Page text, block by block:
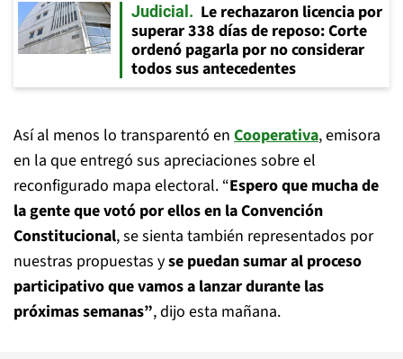
Judicial
Le rechazaron licencia por
superar 338 días de reposo: Corte
ordenó pagarla por no considerar
todos sus antecedentes
Así al menos lo transparentó en Cooperativa, emisora
en la que entregó sus apreciaciones sobre el
reconfigurado mapa electoral. “Espero que mucha de
la gente que votó por ellos en la Convención
Constitucional, se sienta también representados por
nuestras propuestas yse puedan sumar al proceso
participativo que vamos a lanzar durante las
próximas semanas”, dijo esta mañana.